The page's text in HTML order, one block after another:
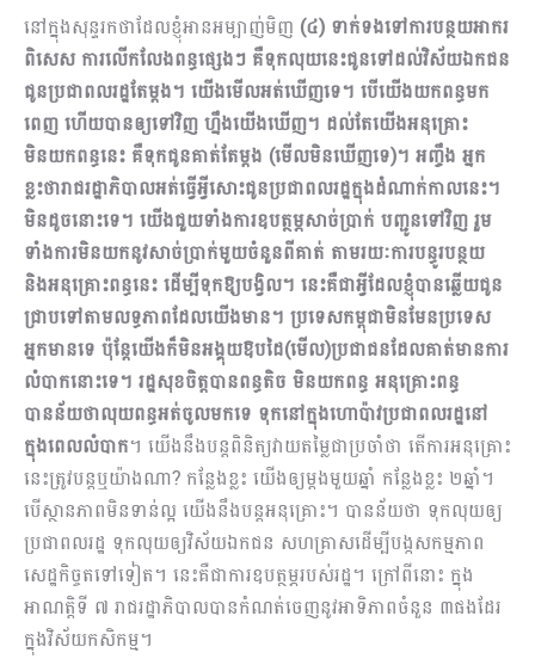
នៅក្នុងសុន្ទរកថាដែលខ្ញុំអានអម្បាញ់មិញ​ (៤) ទាក់ទងទៅការបន្ថយអាករ
ពិសេស ការលើកលែងពន្ធផ្សេងៗ គឺទុកលុយនេះជូនទៅដល់វិស័យឯកជន
ជូនប្រជាពលរដ្ឋតែម្តង។ យើងមើលអត់ឃើញទេ។ បើយើងយកពន្ធមក
ពេញ ហើយបានឲ្យទៅវិញ ហ្នឹងយើងឃើញ។ ដល់តែយើងអនុគ្រោះ
មិនយកពន្ធនេះ គឺទុកជូនគាត់តែម្តង (មើលមិនឃើញទេ)។ អញ្ចឹង អ្នក
ខ្លះថារាជរដ្ឋាភិបាលអត់ធ្វើអ្វីសោះជូនប្រជាពលរដ្ឋក្នុងដំណាក់កាលនេះ។
មិនដូចនោះទេ។ យើងជួយទាំងការឧបត្ថម្ភសាច់ប្រាក់ បញ្ជូនទៅវិញ រួម
ទាំងការមិនយកនូវសាច់ប្រាក់មួយចំនួនពីគាត់ តាមរយៈការបន្ធូរបន្ថយ
និងអនុគ្រោះពន្ធនេះ ដើម្បីទុកឱ្យបង្វិល។ នេះគឺជាអ្វីដែលខ្ញុំបានឆ្លើយជូន
ជ្រាបទៅតាមលទ្ធភាពដែលយើងមាន។ ប្រទេសកម្ពុជាមិនមែនប្រទេស
អ្នកមានទេ ប៉ុន្តែយើងក៏មិនអង្គុយឱបដៃ(មើល)ប្រជាជនដែលគាត់មានការ
លំបាកនោះទេ។ រដ្ឋសុខចិត្តបានពន្ធតិច មិនយកពន្ធ អនុ​គ្រោះពន្ធ
បានន័យថាលុយពន្ធអត់ចូលមកទេ ទុកនៅក្នុងហោប៉ាវប្រជាពលរដ្ឋនៅ
ក្នុងពេលលំបាក។ យើងនឹងបន្តពិនិត្យវាយតម្លៃជាប្រចាំថា តើការអនុគ្រោះ
នេះត្រូវបន្តឬយ៉ាងណា? កន្លែងខ្លះ យើងឲ្យម្តងមួយឆ្នាំ កន្លែងខ្លះ ២ឆ្នាំ។
បើស្ថានភាពមិនទាន់ល្អ យើងនឹងបន្តអនុគ្រោះ។ បានន័យថា ទុកលុយឲ្យ
ប្រជាពលរដ្ឋ ទុកលុយឲ្យវិស័យឯកជន សហគ្រាសដើម្បីបង្កសកម្មភាព
សេដ្ឋកិច្ចតទៅទៀត។ នេះគឺជាការឧបត្ថម្ភរបស់រដ្ឋ។ ក្រៅពីនោះ ក្នុង
អាណត្តិទី ៧ រាជរដ្ឋាភិបាលបានកំណត់ចេញនូវអាទិភាពចំនួន ៣ផងដែរ
ក្នុងវិស័យកសិកម្ម។